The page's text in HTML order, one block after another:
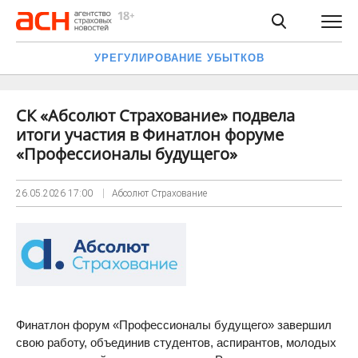
УРЕГУЛИРОВАНИЕ УБЫТКОВ
СК «Абсолют Страхование» подвела
итоги участия в Финатлон форуме
«Профессионалы будущего»
26.05.2026 17:00 Абсолют Страхование
Финатлон форум «Профессионалы будущего» завершил
свою работу, объединив студентов, аспирантов, молодых